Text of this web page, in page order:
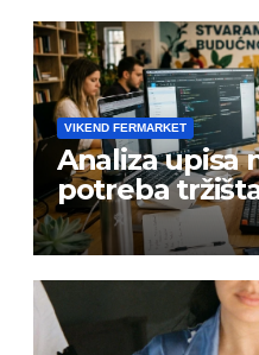
VIKEND FERMARKET
Analiza upisa
potreba